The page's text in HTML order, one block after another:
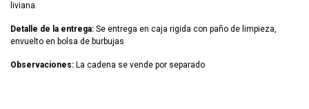
liviana.
Detalle de la entrega: Se entrega en caja rigida con paño de limpieza,
envuelto en bolsa de burbujas
Observaciones: La cadena se vende por separado